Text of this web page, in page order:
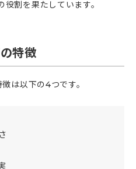
割を果たしています。
特徴
は以下の4つです。